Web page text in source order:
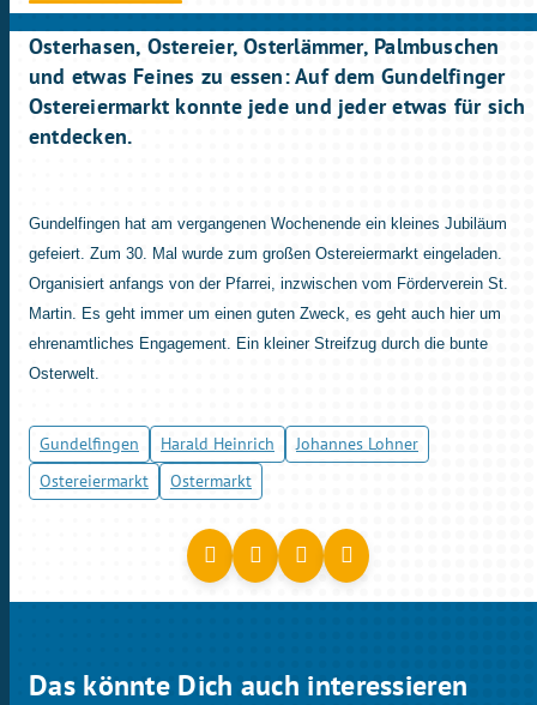
Osterhasen, Ostereier, Osterlämmer, Palmbuschen
und etwas Feines zu essen: Auf dem Gundelfinger
Ostereiermarkt konnte jede und jeder etwas für sich
entdecken.
Gundelfingen hat am vergangenen Wochenende ein kleines Jubiläum
gefeiert. Zum 30. Mal wurde zum großen Ostereiermarkt eingeladen.
Organisiert anfangs von der Pfarrei, inzwischen vom Förderverein St.
Martin. Es geht immer um einen guten Zweck, es geht auch hier um
ehrenamtliches Engagement. Ein kleiner Streifzug durch die bunte
Osterwelt.
Gundelfingen Harald Heinrich
Johannes Lohner
Ostereiermarkt
Ostermarkt
Das könnte Dich auch interessieren